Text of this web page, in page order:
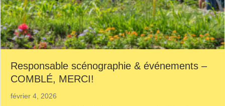
Responsable scénographie & événements –
COMBLÉ, MERCI!
février 4, 2026